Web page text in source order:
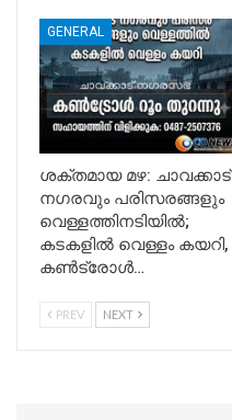
GENERAL
ശക്തമായ മഴ: ചാവക്കാട്
നഗരവും പരിസരങ്ങളും
വെള്ളത്തിനടിയിൽ;
കടകളിൽ വെള്ളം കയറി,
കൺട്രോൾ…
PREV NEXT